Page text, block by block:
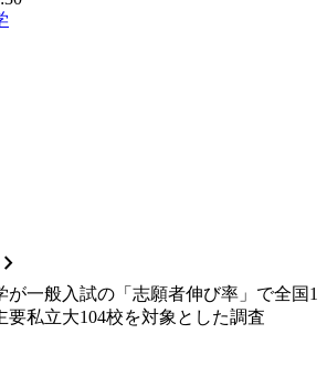
chevron_forward
が一般入試の「志願者伸び率」で全国1
私立大104校を対象とした調査